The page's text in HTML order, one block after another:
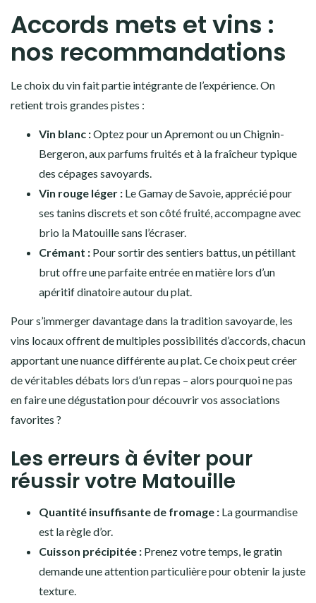
Accords mets et vins :
nos recommandations
Le choix du vin fait partie intégrante de l’expérience. On
retient trois grandes pistes :
Vin blanc :Optez pour un Apremont ou un Chignin-
Bergeron, aux parfums fruités et à la fraîcheur typique
des cépages savoyards.
Vin rouge léger : Le Gamay de Savoie, apprécié pour
ses tanins discrets et son côté fruité, accompagne avec
brio la Matouille sans l’écraser.
Crémant : Pour sortir des sentiers battus, un pétillant
brut offre une parfaite entrée en matière lors d’un
apéritif dinatoire autour du plat.
Pour s’immerger davantage dans la tradition savoyarde, les
vins locaux offrent de multiples possibilités d’accords, chacun
apportant une nuance différente au plat. Ce choix peut créer
de véritables débats lors d’un repas – alors pourquoi ne pas
en faire une dégustation pour découvrir vos associations
favorites ?
Les erreurs à éviter pour
réussir votre Matouille
Quantité insuffisante de fromage : La gourmandise
est la règle d’or.
Cuisson précipitée : Prenez votre temps, le gratin
demande une attention particulière pour obtenir la juste
texture.